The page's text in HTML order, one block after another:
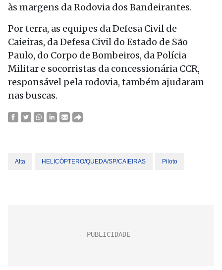
às margens da Rodovia dos Bandeirantes.
Por terra, as equipes da Defesa Civil de
Caieiras, da Defesa Civil do Estado de São
Paulo, do Corpo de Bombeiros, da Polícia
Militar e socorristas da concessionária CCR,
responsável pela rodovia, também ajudaram
nas buscas.
Alta HELICÓPTERO/QUEDA/SP/CAIEIRAS Piloto